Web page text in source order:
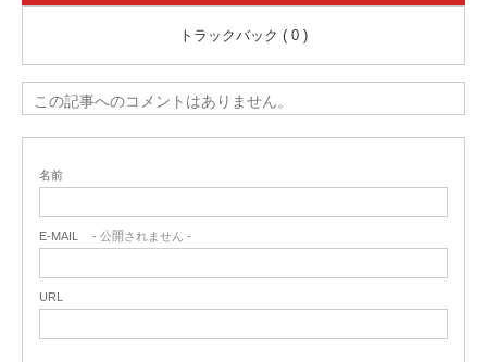
トラックバック ( 0 )
この記事へのコメントはありません。
名前
E-MAIL - 公開されません -
URL